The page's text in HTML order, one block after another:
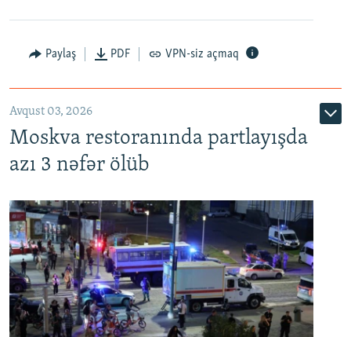
Paylaş PDF VPN-siz açmaq
Avqust 03, 2026
Moskva restoranında partlayışda
azı 3 nəfər ölüb